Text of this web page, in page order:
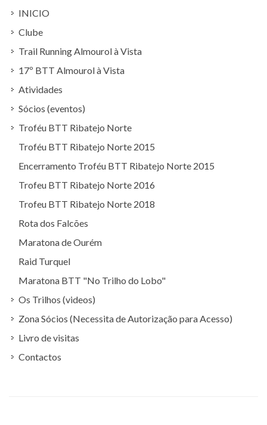
INICIO
Clube
Trail Running Almourol à Vista
17º BTT Almourol à Vista
Atividades
Sócios (eventos)
Troféu BTT Ribatejo Norte
Troféu BTT Ribatejo Norte 2015
Encerramento Troféu BTT Ribatejo Norte 2015
Trofeu BTT Ribatejo Norte 2016
Trofeu BTT Ribatejo Norte 2018
Rota dos Falcões
Maratona de Ourém
Raid Turquel
Maratona BTT "No Trilho do Lobo"
Os Trilhos (videos)
Zona Sócios (Necessita de Autorização para Acesso)
Livro de visitas
Contactos